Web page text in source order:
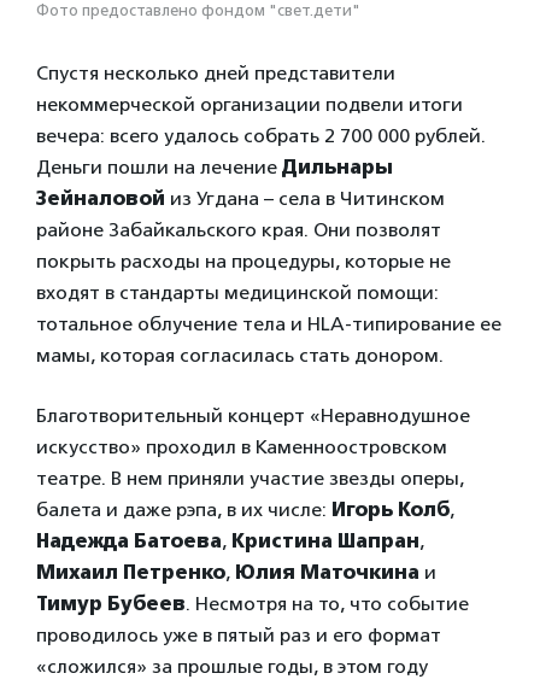
Фото предоставлено фондом "свет.дети"
Спустя несколько дней представители
некоммерческой организации подвели итоги
вечера: всего удалось собрать 2 700 000 рублей.
Деньги пошли на лечение Дильнары
Зейналовой из Угдана – села в Читинском
районе Забайкальского края. Они позволят
покрыть расходы на процедуры, которые не
входят в стандарты медицинской помощи:
тотальное облучение тела и HLA-типирование ее
мамы, которая согласилась стать донором.
Благотворительный концерт «Неравнодушное
искусство» проходил в Каменноостровском
театре. В нем приняли участие звезды оперы,
балета и даже рэпа, в их числе: Игорь Колб,
Надежда Батоева, Кристина Шапран,
Михаил Петренко, Юлия Маточкина и
Тимур Бубеев. Несмотря на то, что событие
проводилось уже в пятый раз и его формат
«сложился» за прошлые годы, в этом году